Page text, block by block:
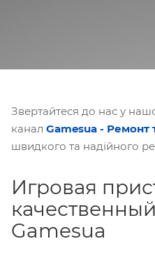
Звертайтеся до нас у
канал Gamesua - Ремонт
швидкого та надійного
Игровая
Gamesua